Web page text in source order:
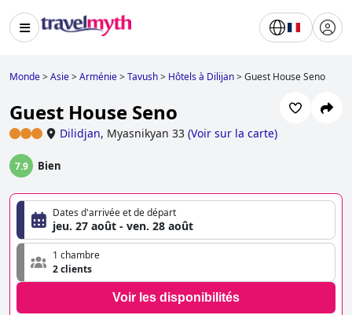
Monde>Asie>Arménie>Tavush> Hôtels à Dilijan>Guest House Seno
Guest House Seno
Dilidjan, Myasnikyan 33 (Voir sur la carte)
7.9 Bien
Dates d'arrivée et de départ
jeu. 27 août - ven. 28 août
1 chambre
2 clients
Voir les disponibilités